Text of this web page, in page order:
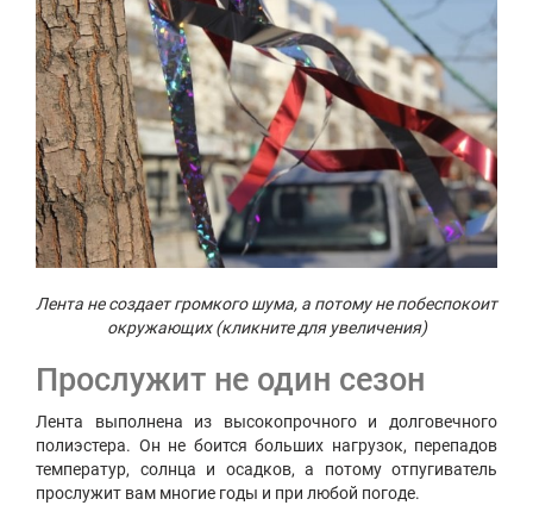
Лента не создает громкого шума, а потому не побеспокоит
окружающих (кликните для увеличения)
Прослужит не один сезон
Лента выполнена из высокопрочного и долговечного
полиэстера. Он не боится больших нагрузок, перепадов
температур, солнца и осадков, а потому отпугиватель
прослужит вам многие годы и при любой погоде.